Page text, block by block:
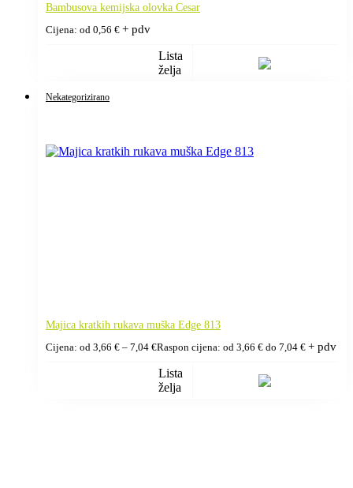
Bambusova kemijska olovka Cesar
Cijena: od 0,56 € + pdv
Lista
želja
Nekategorizirano
Majica kratkih rukava muška Edge 813
Cijena: od 3,66 € – 7,04 €Raspon cijena: od 3,66 € do 7,04 € + pdv
Lista
želja